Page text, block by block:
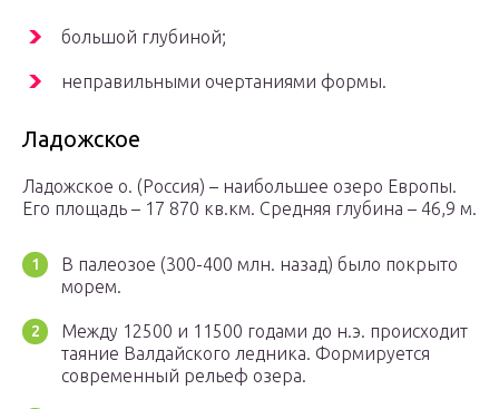
большой глубиной;
неправильными очертаниями формы.
Ладожское
Ладожское о. (Россия) – наибольшее озеро Европы.
Его площадь – 17 870 кв.км. Средняя глубина – 46,9 м.
В палеозое (300-400 млн. назад) было покрыто
морем.
Между 12500 и 11500 годами до н.э. происходит
таяние Валдайского ледника. Формируется
современный рельеф озера.